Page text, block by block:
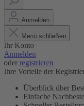
Anmelden
Menü schließen
Ihr Konto
Anmelden
oder registrieren
Ihre Vorteile der
Überblick über
Einfache